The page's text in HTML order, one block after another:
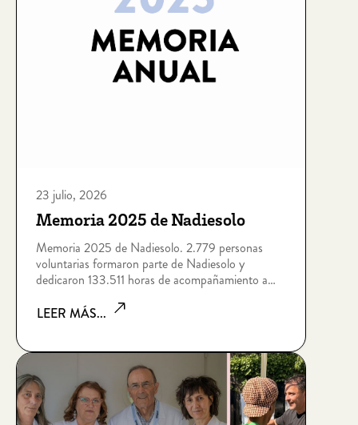
23 julio, 2026
Memoria 2025 de Nadiesolo
Memoria 2025 de Nadiesolo. 2.779 personas
voluntarias formaron parte de Nadiesolo y
dedicaron 133.511 horas de acompañamiento a
deseada por edad, enfermedad, dependencia,
LEER MÁS...